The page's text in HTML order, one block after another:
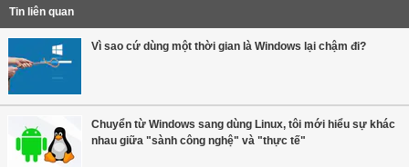
Tin liên quan
Vì sao cứ dùng một thời gian là Windows lại chậm đi?
Chuyển từ Windows sang dùng Linux, tôi mới hiểu sự khác
nhau giữa "sành công nghệ" và "thực tế"